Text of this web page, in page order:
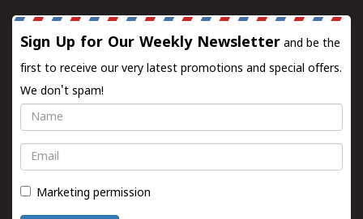
Sign Up for Our Weekly Newsletter and be the
first to receive our very latest promotions and special offers.
We don't spam!
Name
Email
Marketing permission